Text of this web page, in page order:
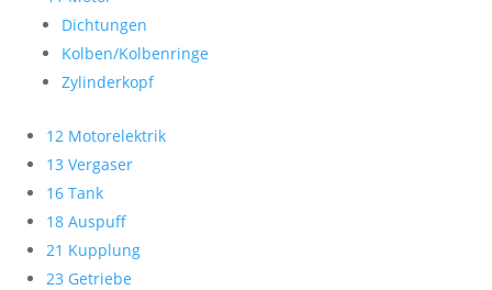
Dichtungen
Kolben/Kolbenringe
Zylinderkopf
12 Motorelektrik
13 Vergaser
16 Tank
18 Auspuff
21 Kupplung
23 Getriebe